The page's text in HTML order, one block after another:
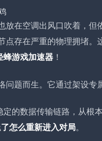
放在空调出风口吹着，
点存在严重的物理拥堵
蜂游戏加速器 ！
题而生。它通过架设专
定的数据传输链路，从根
怎么重新进入对局。